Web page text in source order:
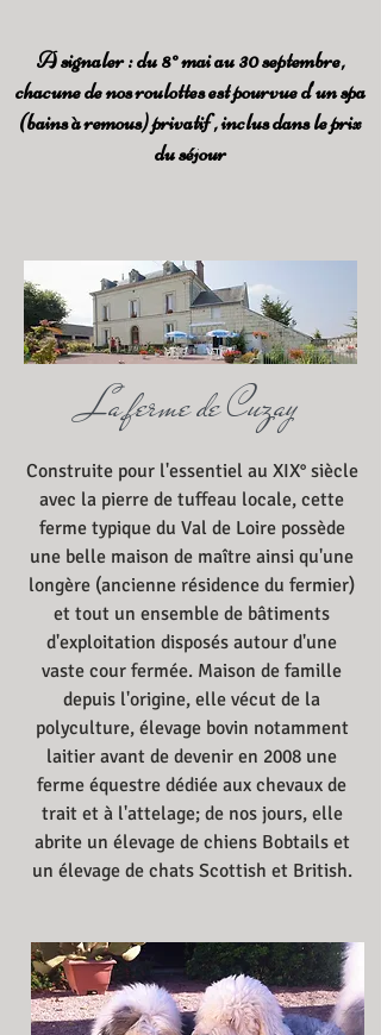
A signaler : du 8° mai au 30 septembre,
chacune de nos roulottes est pourvue d'un spa
(bains à remous) privatif , inclus dans le prix
du séjour
La ferme de Cuzay
Construite pour l'essentiel au XIX° siècle
avec la pierre de tuffeau locale, cette
ferme typique du Val de Loire possède
une belle maison de maître ainsi qu'une
longère (ancienne résidence du fermier)
et tout un ensemble de bâtiments
d'exploitation disposés autour d'une
vaste cour fermée. Maison de famille
depuis l'origine, elle vécut de la
polyculture, élevage bovin notamment
laitier avant de devenir en 2008 une
ferme équestre dédiée aux chevaux de
trait et à l'attelage; de nos jours, elle
abrite un élevage de chiens Bobtails et
un élevage de chats Scottish et British.